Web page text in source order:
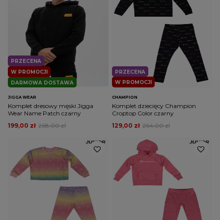
W PROMOCJI
PRZECENA
DARMOWA DOSTAWA
JIGGA WEAR
Komplet dresowy męski Jigga
Wear Name Patch czarny
268,00 zł
199,00 zł
W PROMOCJI
PRZECENA
CHAMPION
Komplet dziecięcy Champion
Croptop Color czarny
264,00 zł
129,00 zł